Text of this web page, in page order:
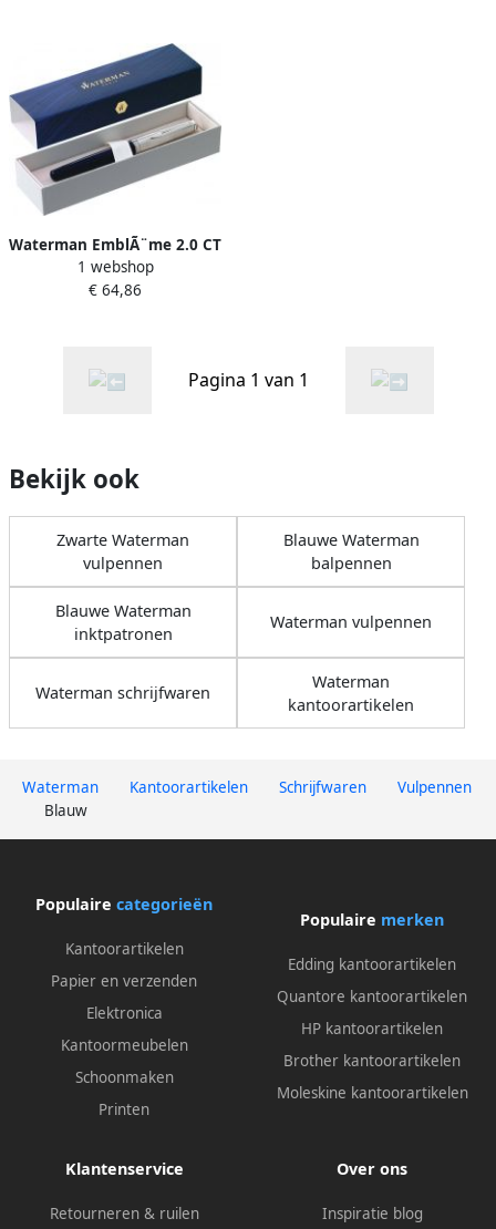
Waterman Kantoorartikelen Schrijfwaren
Vulpennen
Blauw
Waterman EmblÃ¨me 2.0 CT
vulpen medium punt blauw
1 webshop
€ 64,86
Pagina 1 van 1
Bekijk ook
Zwarte Waterman
vulpennen
Blauwe Waterman
balpennen
Blauwe Waterman
inktpatronen
Waterman vulpennen
Waterman schrijfwaren
Waterman
kantoorartikelen
Populaire categorieën
Kantoorartikelen
Papier en verzenden
Elektronica
Kantoormeubelen
Schoonmaken
Printen
Populaire merken
Edding kantoorartikelen
Quantore kantoorartikelen
HP kantoorartikelen
Brother kantoorartikelen
Moleskine kantoorartikelen
Klantenservice
Retourneren & ruilen
Over ons
Inspiratie blog